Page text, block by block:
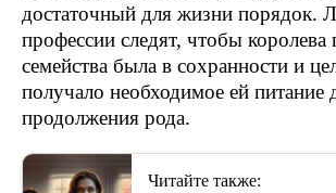
достаточный для жизни порядок.
профессии следят, чтобы королева
семейства была в сохранности и
получало необходимое ей питание
продолжения рода.
Читайте также: